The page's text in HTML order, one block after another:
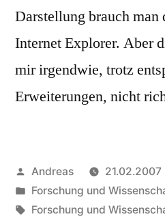
Darstellung brauch man
Internet Explorer. Aber
mir irgendwie, trotz
Erweiterungen, nicht
Veröffentlicht
von
Andreas
21.02.2007
Veröffentlicht
in
Forschung und
Schlagwörter:
Forschung und